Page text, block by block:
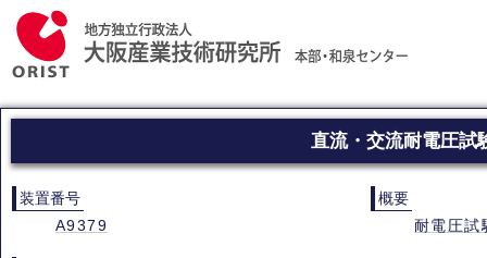
直流・交流耐電圧試
装置番号
A9379
概要
耐電圧試